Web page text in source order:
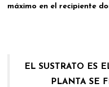
máximo en el recipiente
EL SUSTRATO ES
PLANTA SE